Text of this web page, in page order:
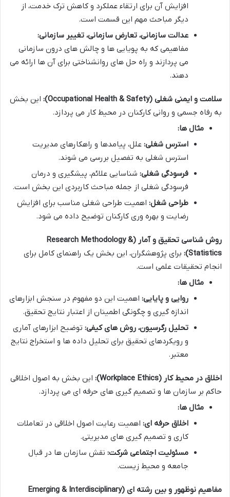
افزایش آن برای ارتقاء عملکرد و کاهش ترک خدمت، از
دیگر مباحث مهم این قسمت است.
عدالت سازمانی، تعارض سازمانی، تغییر سازمانی:
مفاهیمی که به پویایی ها و چالش های درون سازمانی
می پردازند و راه حل های روانشناختی برای آن ها ارائه می
دهند.
سلامت و ایمنی شغلی (Occupational Health & Safety):
این بخش
به رفاه جسمی و روانی کارکنان در محیط کار می پردازد.
مثال ها:
استرس شغلی: علل، پیامدها و راهکارهای مدیریت
استرس شغلی به تفصیل بررسی می شوند.
فرسودگی شغلی: شناسایی علائم، پیشگیری و درمان
فرسودگی شغلی از جمله مباحث کاربردی این بخش است.
طراحی شغل: اهمیت طراحی شغلی مناسب برای افزایش
رضایت و بهره وری کارکنان توضیح داده می شود.
روش شناسی تحقیق و آمار (Research Methodology &
Statistics):
برای پژوهشگران، این بخش یک راهنمای کامل برای
انجام تحقیقات علمی است.
مثال ها:
روایی و پایایی: اهمیت این دو مفهوم در سنجش ابزارهای
اندازه گیری و چگونگی اطمینان از اعتبار نتایج تحقیق.
تحلیل رگرسیون، روش های کیفی: توضیح ابزارهای آماری
و رویکردهای تحقیق برای تحلیل داده ها و استخراج نتایج
معتبر.
اخلاق در محیط کار (Workplace Ethics):
این بخش به اصول اخلاقی
حاکم بر سازمان ها و تصمیم گیری های حرفه ای می پردازد.
مثال ها:
اخلاق حرفه ای: اهمیت رعایت اصول اخلاقی در تعاملات
کاری و تصمیم گیری های مدیریتی.
مسئولیت اجتماعی شرکت: نقش سازمان ها در قبال
جامعه و محیط زیست.
مفاهیم نوظهور و بین رشته ای (Emerging & Interdisciplinary